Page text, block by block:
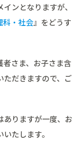
ンとなりますが、
科・社会』をどうす
者さま、お子さま含
ただきますので、ご
ありますが一度、お
たします。